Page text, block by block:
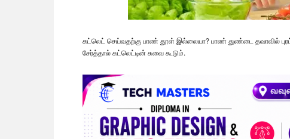
கட்லெட் செய்வதற்கு பாண் தூள் இல்லையா? பாண் துண்டை தவாவில்
சேர்த்தால் கட்லெட்டின் சுவை கூடும்.